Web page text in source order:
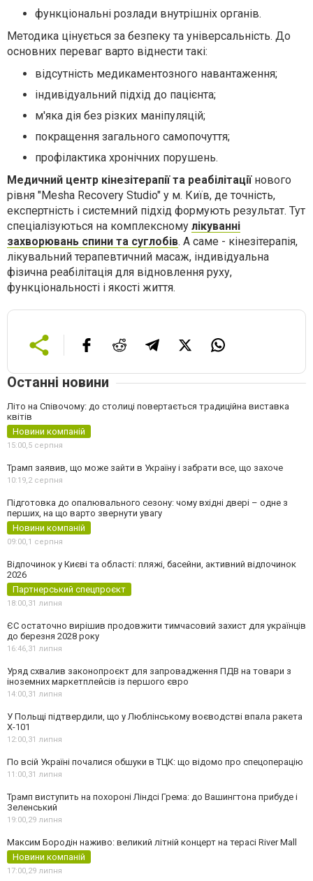
функціональні розлади внутрішніх органів.
Методика цінується за безпеку та універсальність. До
основних переваг варто віднести такі:
відсутність медикаментозного навантаження;
індивідуальний підхід до пацієнта;
м'яка дія без різких маніпуляцій;
покращення загального самопочуття;
профілактика хронічних порушень.
Медичний центр кінезітерапії та реабілітації нового
рівня "Mesha Recovery Studio" у м. Київ, де точність,
експертність і системний підхід формують результат. Тут
спеціалізуються на комплексному лікуванні
захворювань спини та суглобів. А саме - кінезітерапія,
лікувальний терапевтичний масаж, індивідуальна
фізична реабілітація для відновлення руху,
функціональності і якості життя.
Останні новини
Літо на Співочому: до столиці повертається традиційна виставка
квітів
Новини компаній
15:00,5 серпня
Трамп заявив, що може зайти в Україну і забрати все, що захоче
10:19,2 серпня
Підготовка до опалювального сезону: чому вхідні двері – одне з
перших, на що варто звернути увагу
Новини компаній
09:00,1 серпня
Відпочинок у Києві та області: пляжі, басейни, активний відпочинок
2026
Партнерський спецпроєкт
18:00,31 липня
ЄС остаточно вирішив продовжити тимчасовий захист для українців
до березня 2028 року
16:46,31 липня
Уряд схвалив законопроєкт для запровадження ПДВ на товари з
іноземних маркетплейсів із першого євро
14:00,31 липня
У Польщі підтвердили, що у Люблінському воєводстві впала ракета
Х-101
12:00,31 липня
По всій Україні почалися обшуки в ТЦК: що відомо про спецоперацію
11:00,31 липня
Трамп виступить на похороні Ліндсі Грема: до Вашингтона прибуде і
Зеленський
19:00,29 липня
Максим Бородін наживо: великий літній концерт на терасі River Mall
Новини компаній
17:00,29 липня